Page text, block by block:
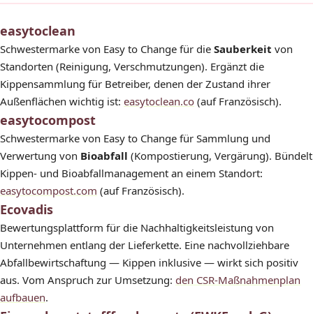
easytoclean
Schwestermarke von Easy to Change für die Sauberkeit von
Standorten (Reinigung, Verschmutzungen). Ergänzt die
Kippensammlung für Betreiber, denen der Zustand ihrer
Außenflächen wichtig ist: easytoclean.co (auf Französisch).
easytocompost
Schwestermarke von Easy to Change für Sammlung und
Verwertung von Bioabfall (Kompostierung, Vergärung). Bündelt
Kippen- und Bioabfallmanagement an einem Standort:
easytocompost.com (auf Französisch).
Ecovadis
Bewertungsplattform für die Nachhaltigkeitsleistung von
Unternehmen entlang der Lieferkette. Eine nachvollziehbare
Abfallbewirtschaftung — Kippen inklusive — wirkt sich positiv
aus. Vom Anspruch zur Umsetzung: den CSR-Maßnahmenplan
aufbauen.